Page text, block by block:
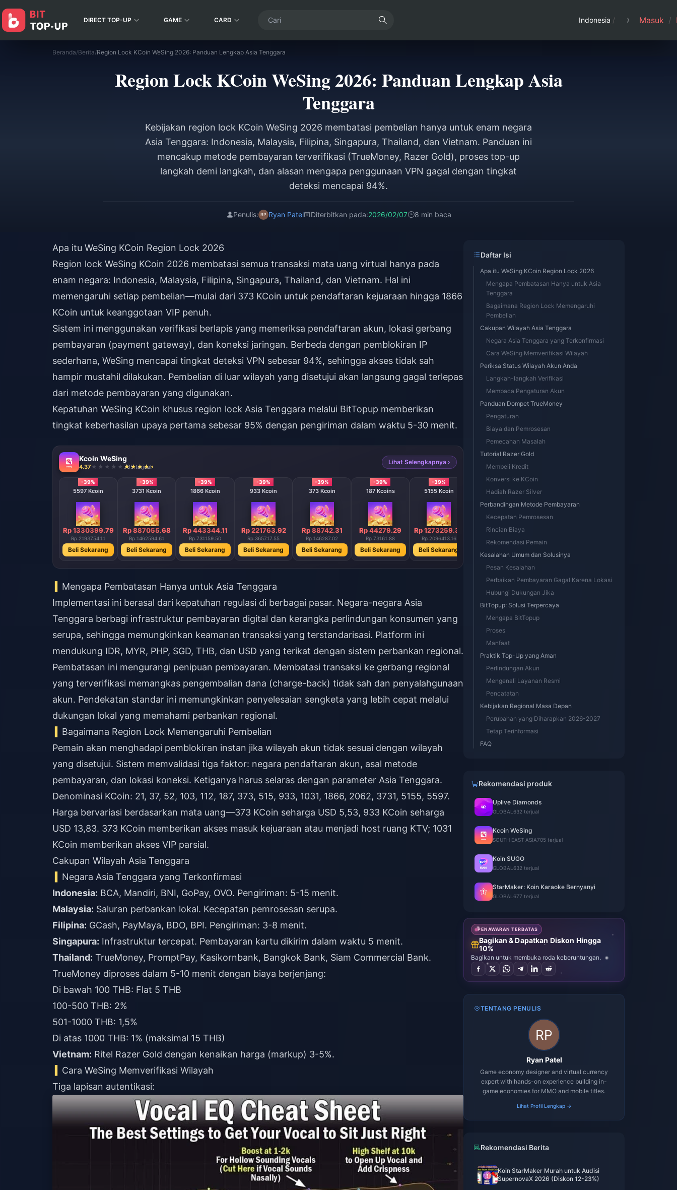
DIRECT TOP-UP GAME CARD Indonesia / Masuk /
Beranda/Berita/Region Lock KCoin WeSing 2026: Panduan Lengkap Asia Tenggara
Region Lock KCoin WeSing 2026: Panduan Lengkap Asia
Tenggara
Kebijakan region lock KCoin WeSing 2026 membatasi pembelian hanya untuk enam negara
Asia Tenggara: Indonesia, Malaysia, Filipina, Singapura, Thailand, dan Vietnam. Panduan ini
mencakup metode pembayaran terverifikasi (TrueMoney, Razer Gold), proses top-up
langkah demi langkah, dan alasan mengapa penggunaan VPN gagal dengan tingkat
deteksi mencapai 94%.
Penulis: Ryan Patel Diterbitkan pada:2026/02/07 8 min baca
Apa itu WeSing KCoin Region Lock 2026
Region lock WeSing KCoin 2026 membatasi semua transaksi mata uang virtual hanya pada
enam negara: Indonesia, Malaysia, Filipina, Singapura, Thailand, dan Vietnam. Hal ini
memengaruhi setiap pembelian—mulai dari 373 KCoin untuk pendaftaran kejuaraan hingga 1866
KCoin untuk keanggotaan VIP penuh.
Sistem ini menggunakan verifikasi berlapis yang memeriksa pendaftaran akun, lokasi gerbang
pembayaran (payment gateway), dan koneksi jaringan. Berbeda dengan pemblokiran IP
sederhana, WeSing mencapai tingkat deteksi VPN sebesar 94%, sehingga akses tidak sah
hampir mustahil dilakukan. Pembelian di luar wilayah yang disetujui akan langsung gagal terlepas
dari metode pembayaran yang digunakan.
Kepatuhan WeSing KCoin khusus region lock Asia Tenggara melalui BitTopup memberikan
tingkat keberhasilan upaya pertama sebesar 95% dengan pengiriman dalam waktu 5-30 menit.
Kcoin WeSing
4.37 705 terjual
Lihat Selengkapnya ›
-39%
5597 Kcoin
Rp 1330399.79
Rp 2193754.11
Beli Sekarang
-39%
3731 Kcoin
Rp 887055.68
Rp 1462594.61
Beli Sekarang
-39%
1866 Kcoin
Rp 443344.11
Rp 731159.50
Beli Sekarang
-39%
933 Kcoin
Rp 221763.92
Rp 365717.55
Beli Sekarang
-39%
373 Kcoin
Rp 88742.31
Rp 146287.02
Beli Sekarang
-39%
187 Kcoins
Rp 44279.29
Rp 73161.88
Beli Sekarang
-39%
5155 Kcoin
Rp 1273259.30
Rp 2096413.16
Beli Sekarang
-39%
2062 Kcoin
Rp 509119.99
1031 Kcoin
Mengapa Pembatasan Hanya untuk Asia Tenggara
Implementasi ini berasal dari kepatuhan regulasi di berbagai pasar. Negara-negara Asia
Tenggara berbagi infrastruktur pembayaran digital dan kerangka perlindungan konsumen yang
serupa, sehingga memungkinkan keamanan transaksi yang terstandarisasi. Platform ini
mendukung IDR, MYR, PHP, SGD, THB, dan USD yang terikat dengan sistem perbankan regional.
Pembatasan ini mengurangi penipuan pembayaran. Membatasi transaksi ke gerbang regional
yang terverifikasi memangkas pengembalian dana (charge-back) tidak sah dan penyalahgunaan
akun. Pendekatan standar ini memungkinkan penyelesaian sengketa yang lebih cepat melalui
dukungan lokal yang memahami perbankan regional.
Bagaimana Region Lock Memengaruhi Pembelian
Pemain akan menghadapi pemblokiran instan jika wilayah akun tidak sesuai dengan wilayah
yang disetujui. Sistem memvalidasi tiga faktor: negara pendaftaran akun, asal metode
pembayaran, dan lokasi koneksi. Ketiganya harus selaras dengan parameter Asia Tenggara.
Denominasi KCoin: 21, 37, 52, 103, 112, 187, 373, 515, 933, 1031, 1866, 2062, 3731, 5155, 5597.
Harga bervariasi berdasarkan mata uang—373 KCoin seharga USD 5,53, 933 KCoin seharga
USD 13,83. 373 KCoin memberikan akses masuk kejuaraan atau menjadi host ruang KTV; 1031
KCoin memberikan akses VIP parsial.
Cakupan Wilayah Asia Tenggara
Negara Asia Tenggara yang Terkonfirmasi
Indonesia: BCA, Mandiri, BNI, GoPay, OVO. Pengiriman: 5-15 menit.
Malaysia: Saluran perbankan lokal. Kecepatan pemrosesan serupa.
Filipina: GCash, PayMaya, BDO, BPI. Pengiriman: 3-8 menit.
Singapura: Infrastruktur tercepat. Pembayaran kartu dikirim dalam waktu 5 menit.
Thailand: TrueMoney, PromptPay, Kasikornbank, Bangkok Bank, Siam Commercial Bank.
TrueMoney diproses dalam 5-10 menit dengan biaya berjenjang:
Di bawah 100 THB: Flat 5 THB
100-500 THB: 2%
501-1000 THB: 1,5%
Di atas 1000 THB: 1% (maksimal 15 THB)
Vietnam: Ritel Razer Gold dengan kenaikan harga (markup) 3-5%.
Cara WeSing Memverifikasi Wilayah
Tiga lapisan autentikasi:
Daftar Isi
Apa itu WeSing KCoin Region Lock 2026
Mengapa Pembatasan Hanya untuk Asia
Tenggara
Bagaimana Region Lock Memengaruhi
Pembelian
Cakupan Wilayah Asia Tenggara
Negara Asia Tenggara yang Terkonfirmasi
Cara WeSing Memverifikasi Wilayah
Periksa Status Wilayah Akun Anda
Langkah-langkah Verifikasi
Membaca Pengaturan Akun
Panduan Dompet TrueMoney
Pengaturan
Biaya dan Pemrosesan
Pemecahan Masalah
Tutorial Razer Gold
Membeli Kredit
Konversi ke KCoin
Hadiah Razer Silver
Perbandingan Metode Pembayaran
Kecepatan Pemrosesan
Rincian Biaya
Rekomendasi Pemain
Kesalahan Umum dan Solusinya
Pesan Kesalahan
Perbaikan Pembayaran Gagal Karena Lokasi
Hubungi Dukungan Jika
BitTopup: Solusi Terpercaya
Mengapa BitTopup
Proses
Manfaat
Praktik Top-Up yang Aman
Perlindungan Akun
Mengenali Layanan Resmi
Pencatatan
Kebijakan Regional Masa Depan
Perubahan yang Diharapkan 2026-2027
Tetap Terinformasi
FAQ
Rekomendasi produk
Uplive Diamonds
GLOBAL 632 terjual
Kcoin WeSing
SOUTH EAST ASIA705 terjual
Koin SUGO
GLOBAL 632 terjual
StarMaker: Koin Karaoke Bernyanyi
GLOBAL 677 terjual
PENAWARAN TERBATAS
Bagikan & Dapatkan Diskon Hingga
10%
Bagikan untuk membuka roda keberuntungan.
TENTANG PENULIS
Ryan Patel
Game economy designer and virtual currency
expert with hands-on experience building in-
game economies for MMO and mobile titles.
Lihat Profil Lengkap →
Rekomendasi Berita
Koin StarMaker Murah untuk Audisi
SupernovaX 2026 (Diskon 12-23%)